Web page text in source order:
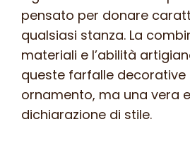
pensato per donare
qualsiasi stanza. La
materiali e l’abilità
queste farfalle decorative
ornamento, ma una vera
dichiarazione di stile.